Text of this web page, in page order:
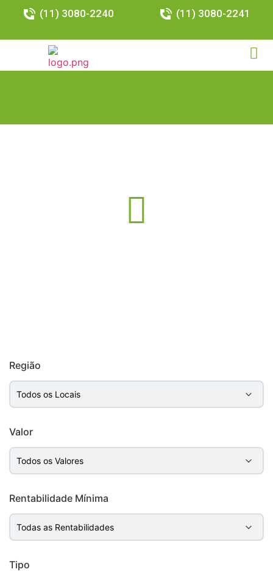
(11) 3080-2240 (11) 3080-2241
Região
Valor
Rentabilidade Mínima
Tipo